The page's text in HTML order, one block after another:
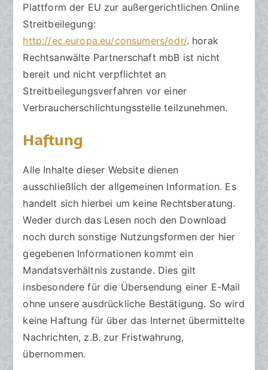
Plattform der EU zur außergerichtlichen Online
Streitbeilegung:
http://ec.europa.eu/consumers/odr/. horak
Rechtsanwälte Partnerschaft mbB ist nicht
bereit und nicht verpflichtet an
Streitbeilegungsverfahren vor einer
Verbraucherschlichtungsstelle teilzunehmen.
Haftung
Alle Inhalte dieser Website dienen
ausschließlich der allgemeinen Information. Es
handelt sich hierbei um keine Rechtsberatung.
Weder durch das Lesen noch den Download
noch durch sonstige Nutzungsformen der hier
gegebenen Informationen kommt ein
Mandatsverhältnis zustande. Dies gilt
insbesondere für die Übersendung einer E-Mail
ohne unsere ausdrückliche Bestätigung. So wird
keine Haftung für über das Internet übermittelte
Nachrichten, z.B. zur Fristwahrung,
übernommen.